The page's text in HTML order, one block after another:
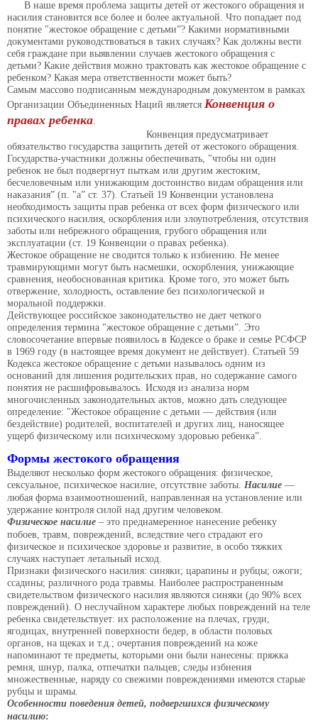
В наше время проблема защиты детей от жестокого обращения и
насилия становится все более и более актуальной. Что попадает под
понятие "жестокое обращение с детьми”? Какими нормативными
документами руководствоваться в таких случаях? Как должны вести
себя граждане при выявлении случаев жестокого обращения с
детьми? Какие действия можно трактовать как жестокое обращение с
ребенком? Какая мера ответственности может быть?
Самым массово подписанным международным документом в рамках
Организации Объединенных Наций является Конвенция о
правах ребенка.
Конвенция предусматривает
обязательство государства защитить детей от жестокого обращения.
Государства-участники должны обеспечивать, "чтобы ни один
ребенок не был подвергнут пыткам или другим жестоким,
бесчеловечным или унижающим достоинство видам обращения или
наказания” (п. "а” ст. 37). Статьей 19 Конвенции установлена
необходимость защиты прав ребенка от всех форм физического или
психического насилия, оскорбления или злоупотребления, отсутствия
заботы или небрежного обращения, грубого обращения или
эксплуатации (ст. 19 Конвенции о правах ребенка).
Жестокое обращение не сводится только к избиению. Не менее
травмирующими могут быть насмешки, оскорбления, унижающие
сравнения, необоснованная критика. Кроме того, это может быть
отвержение, холодность, оставление без психологической и
моральной поддержки.
Действующее российское законодательство не дает четкого
определения термина "жестокое обращение с детьми”. Это
словосочетание впервые появилось в Кодексе о браке и семье РСФСР
в 1969 году (в настоящее время документ не действует). Статьей 59
Кодекса жестокое обращение с детьми называлось одним из
оснований для лишения родительских прав, но содержание самого
понятия не расшифровывалось. Исходя из анализа норм
многочисленных законодательных актов, можно дать следующее
определение: "Жестокое обращение с детьми — действия (или
бездействие) родителей, воспитателей и других лиц, наносящее
ущерб физическому или психическому здоровью ребенка”.
Формы жестокого обращения
Выделяют несколько форм жестокого обращения: физическое,
сексуальное, психическое насилие, отсутствие заботы. Насилие —
любая форма взаимоотношений, направленная на установление или
удержание контроля силой над другим человеком.
Физическое насилие – это преднамеренное нанесение ребенку
побоев, травм, повреждений, вследствие чего страдают его
физическое и психическое здоровье и развитие, в особо тяжких
случаях наступает летальный исход.
Признаки физического насилия: синяки; царапины и рубцы; ожоги;
ссадины; различного рода травмы. Наиболее распространенным
свидетельством физического насилия являются синяки (до 90% всех
повреждений). О неслучайном характере любых повреждений на теле
ребенка свидетельствует: их расположение на плечах, груди,
ягодицах, внутренней поверхности бедер, в области половых
органов, на щеках и т.д.; очертания повреждений на коже
напоминают те предметы, которыми они были нанесены: пряжка
ремня, шнур, палка, отпечатки пальцев; следы избиения
множественные, наряду со свежими повреждениями имеются старые
рубцы и шрамы.
Особенности поведения детей, подвергшихся физическому
насилию: